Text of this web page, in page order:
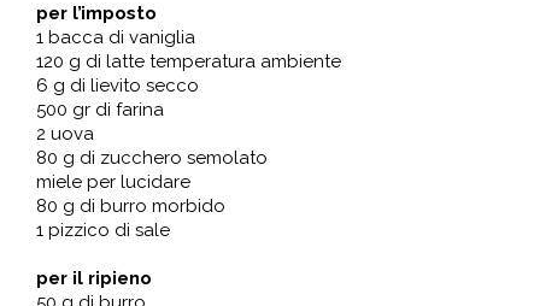
per l’imposto
1 bacca di vaniglia
120 g di latte temperatura ambiente
6 g di lievito secco
500 gr di farina
2 uova
80 g di zucchero semolato
miele per lucidare
80 g di burro morbido
1 pizzico di sale
per il ripieno